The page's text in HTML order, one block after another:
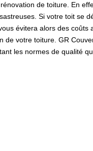
de toiture. En
Si votre toit se
évitera alors des coûts
de votre toiture. GR
les normes de qualité